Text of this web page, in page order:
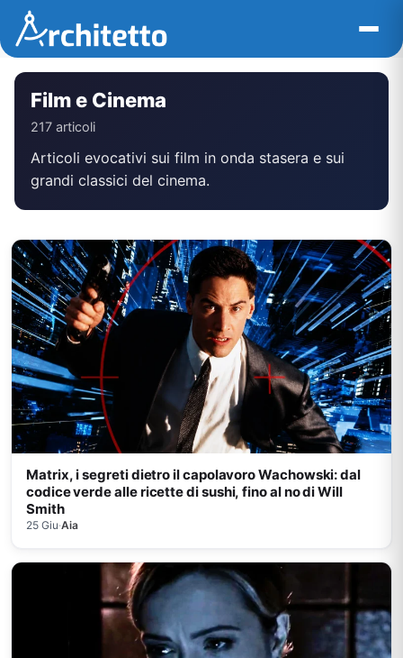
contenuto
Film e Cinema
217 articoli
Articoli evocativi sui film in onda stasera e sui
grandi classici del cinema.
Matrix, i segreti dietro il capolavoro Wachowski: dal
codice verde alle ricette di sushi, fino al no di Will
Smith
25 Giu·Aia